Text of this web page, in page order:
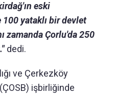
eski
yataklı bir devlet
zamanda Çorlu'da 250
dedi.
ve Çerkezköy
işbirliğinde